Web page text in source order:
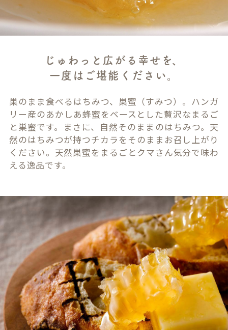
じゅわっと広がる幸せを、
一度はご堪能ください。
巣のまま食べるはちみつ、巣蜜（すみつ）。ハンガ
リー産のあかしあ蜂蜜をベースとした贅沢なまるご
と巣蜜です。まさに、自然そのままのはちみつ。天
然のはちみつが持つチカラをそのままお召し上がり
ください。天然巣蜜をまるごとクマさん気分で味わ
える逸品です。